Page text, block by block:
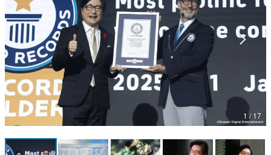
その他
電ファミニコゲーマーとは？
運営：株式会社マレ
1 / 17